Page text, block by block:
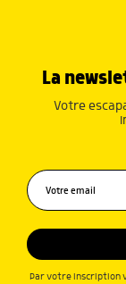
La
Votre
Par votre inscription